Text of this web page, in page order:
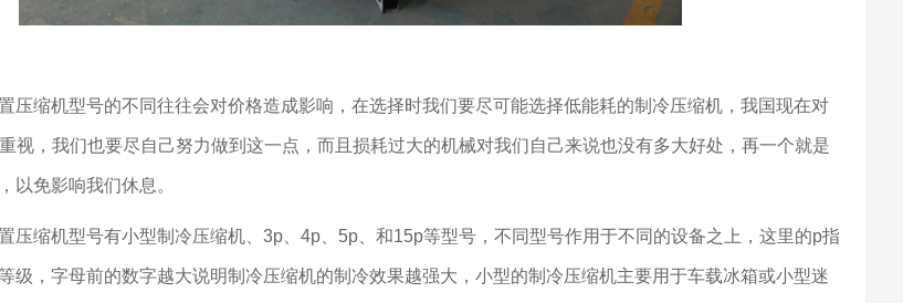
压缩机型号的不同往往会对价格造成影响，在选择时我们要尽可能选择低能耗的制冷压缩机，我国现在对
视，我们也要尽自己努力做到这一点，而且损耗过大的机械对我们自己来说也没有多大好处，再一个就是
以免影响我们休息。
压缩机型号有小型制冷压缩机、3p、4p、5p、和15p等型号，不同型号作用于不同的设备之上，这里的p指
级，字母前的数字越大说明制冷压缩机的制冷效果越强大，小型的制冷压缩机主要用于车载冰箱或小型迷